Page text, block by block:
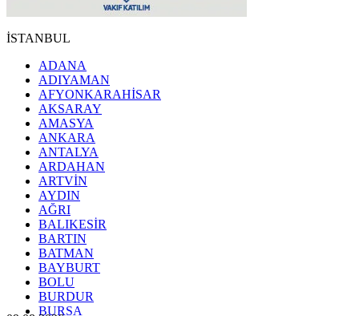
İSTANBUL
ADANA
ADIYAMAN
AFYONKARAHİSAR
AKSARAY
AMASYA
ANKARA
ANTALYA
ARDAHAN
ARTVİN
AYDIN
AĞRI
BALIKESİR
BARTIN
BATMAN
BAYBURT
BOLU
BURDUR
BURSA